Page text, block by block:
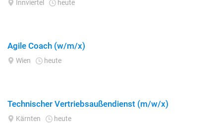
Innviertel heute
Agile Coach (w/m/x)
Wien heute
Technischer Vertriebsaußendienst (m/w/x)
Kärnten heute